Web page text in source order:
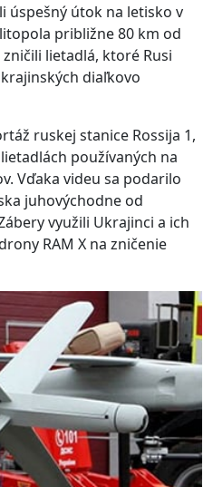
úspešný útok na letisko v
približne 80 km od
lietadlá, ktoré Rusi
diaľkovo
ruskej stanice Rossija 1,
používaných na
Vďaka videu sa podarilo
juhovýchodne od
využili Ukrajinci a ich
RAM X na zničenie